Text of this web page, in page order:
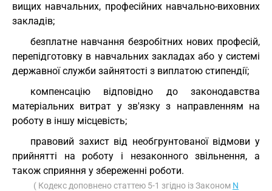
вищих навчальних, професійних навчально-виховних
закладів;
безплатне навчання безробітних нових професій,
перепідготовку в навчальних закладах або у системі
державної служби зайнятості з виплатою стипендії;
компенсацію відповідно до законодавства
матеріальних витрат у зв'язку з направленням на
роботу в іншу місцевість;
правовий захист від необгрунтованої відмови у
прийнятті на роботу і незаконного звільнення, а
також сприяння у збереженні роботи.
( Кодекс доповнено статтею 5-1 згідно із Законом N